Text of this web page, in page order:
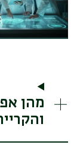
מהן